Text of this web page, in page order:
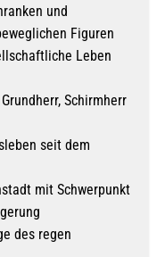
und
Figuren
Leben
Schirmherr
seit dem
mit Schwerpunkt
des regen